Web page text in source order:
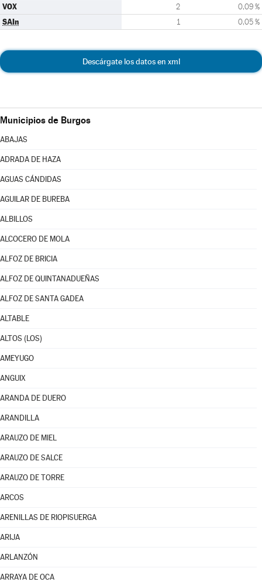
VOX 2 0,09 %
SAIn 1 0,05 %
Descárgate los datos en xml
Municipios de Burgos
ABAJAS
ADRADA DE HAZA
AGUAS CÁNDIDAS
AGUILAR DE BUREBA
ALBILLOS
ALCOCERO DE MOLA
ALFOZ DE BRICIA
ALFOZ DE QUINTANADUEÑAS
ALFOZ DE SANTA GADEA
ALTABLE
ALTOS (LOS)
AMEYUGO
ANGUIX
ARANDA DE DUERO
ARANDILLA
ARAUZO DE MIEL
ARAUZO DE SALCE
ARAUZO DE TORRE
ARCOS
ARENILLAS DE RIOPISUERGA
ARIJA
ARLANZÓN
ARRAYA DE OCA